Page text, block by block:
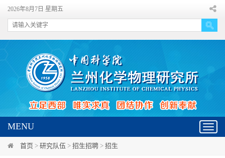
2026年8月7日 星期五
MENU
首页 > 研究队伍 > 招生招聘 > 招生